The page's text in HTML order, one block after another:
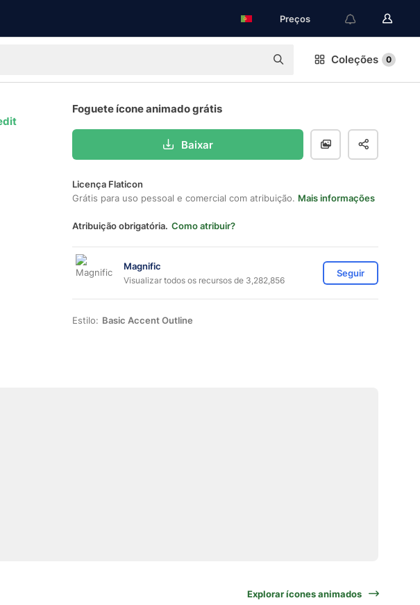
Preços
Coleções 0
Foguete ícone animado grátis
Baixar
Licença Flaticon
Grátis para uso pessoal e comercial com atribuição. Mais informações
Atribuição obrigatória. Como atribuir?
Magnific
Visualizar todos os recursos de 3,282,856
Seguir
Estilo: Basic Accent Outline
Explorar ícones animados